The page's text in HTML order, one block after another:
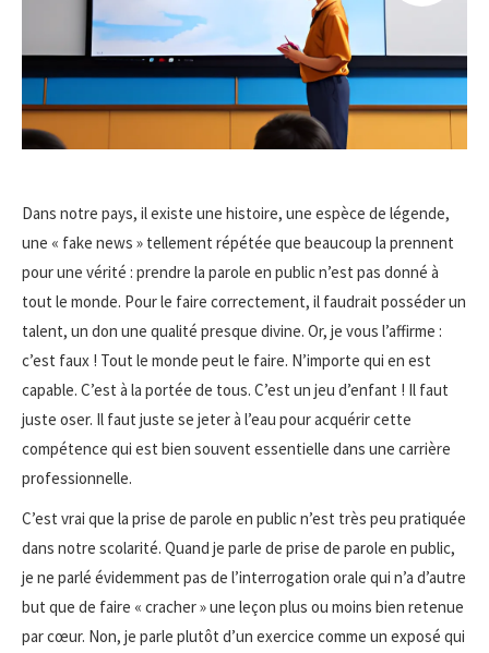
Dans notre pays, il existe une histoire, une espèce de légende,
une « fake news » tellement répétée que beaucoup la prennent
pour une vérité : prendre la parole en public n’est pas donné à
tout le monde. Pour le faire correctement, il faudrait posséder un
talent, un don une qualité presque divine. Or, je vous l’affirme :
c’est faux ! Tout le monde peut le faire. N’importe qui en est
capable. C’est à la portée de tous. C’est un jeu d’enfant ! Il faut
juste oser. Il faut juste se jeter à l’eau pour acquérir cette
compétence qui est bien souvent essentielle dans une carrière
professionnelle.
C’est vrai que la prise de parole en public n’est très peu pratiquée
dans notre scolarité. Quand je parle de prise de parole en public,
je ne parlé évidemment pas de l’interrogation orale qui n’a d’autre
but que de faire « cracher » une leçon plus ou moins bien retenue
par cœur. Non, je parle plutôt d’un exercice comme un exposé qui